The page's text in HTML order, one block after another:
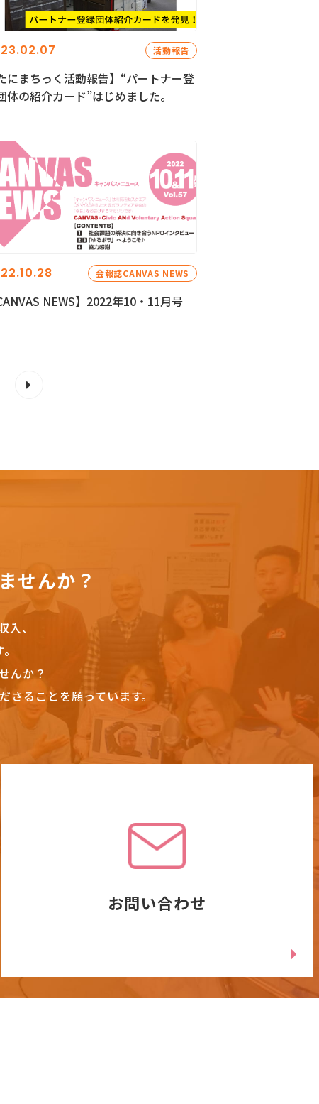
活動報告
にまちっく活動報告】“パートナー登
体の紹介カード”はじめました。
会報誌CANVAS NEWS
NEWS】2022年10・11月号
せんか？
、
んか？
ることを願っています。
お問い合わせ